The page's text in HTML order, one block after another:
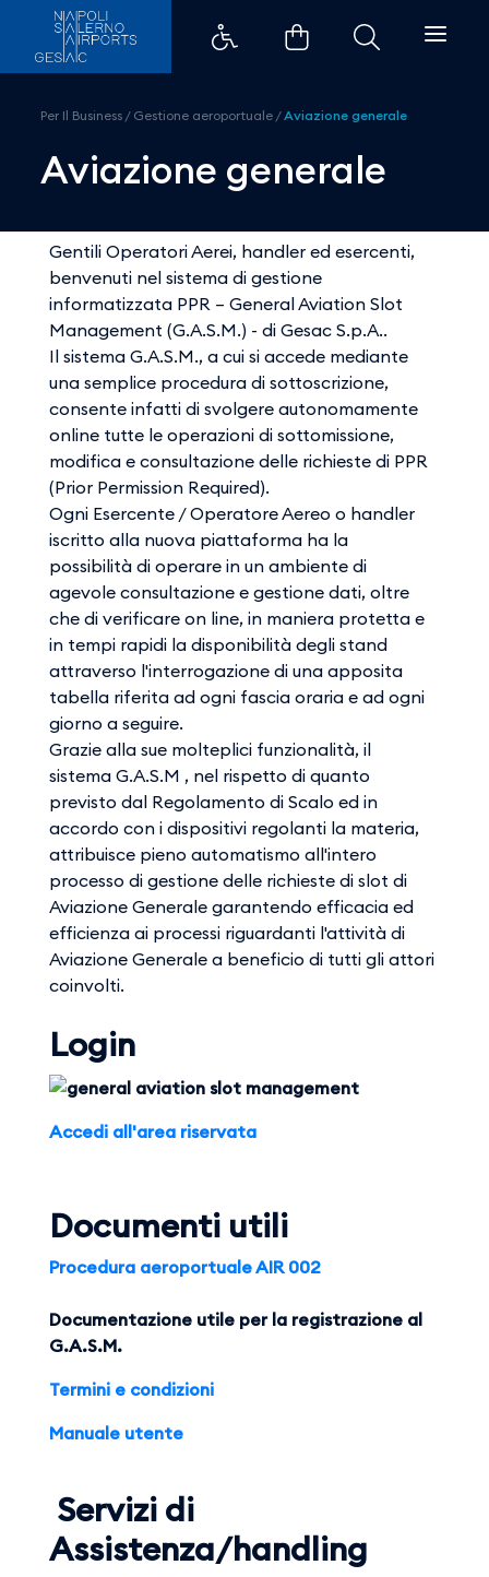
Aviazione generale - Aeroporti
Per Il Business / Gestione aeroportuale /Aviazione generale
Aviazione generale
Gentili Operatori Aerei, handler ed esercenti,
benvenuti nel sistema di gestione
informatizzata PPR – General Aviation Slot
Management (G.A.S.M.) - di Gesac S.p.A..
Il sistema G.A.S.M., a cui si accede mediante
una semplice procedura di sottoscrizione,
consente infatti di svolgere autonomamente
online tutte le operazioni di sottomissione,
modifica e consultazione delle richieste di PPR
(Prior Permission Required).
Ogni Esercente / Operatore Aereo o handler
iscritto alla nuova piattaforma ha la
possibilità di operare in un ambiente di
agevole consultazione e gestione dati, oltre
che di verificare on line, in maniera protetta e
in tempi rapidi la disponibilità degli stand
attraverso l'interrogazione di una apposita
tabella riferita ad ogni fascia oraria e ad ogni
giorno a seguire.
Grazie alla sue molteplici funzionalità, il
sistema G.A.S.M , nel rispetto di quanto
previsto dal Regolamento di Scalo ed in
accordo con i dispositivi regolanti la materia,
attribuisce pieno automatismo all'intero
processo di gestione delle richieste di slot di
Aviazione Generale garantendo efficacia ed
efficienza ai processi riguardanti l'attività di
Aviazione Generale a beneficio di tutti gli attori
coinvolti.
Login
Accedi all'area riservata
Documenti utili
Procedura aeroportuale AIR 002
Documentazione utile per la registrazione al
G.A.S.M.
Termini e condizioni
Manuale utente
Servizi di
Assistenza/handling